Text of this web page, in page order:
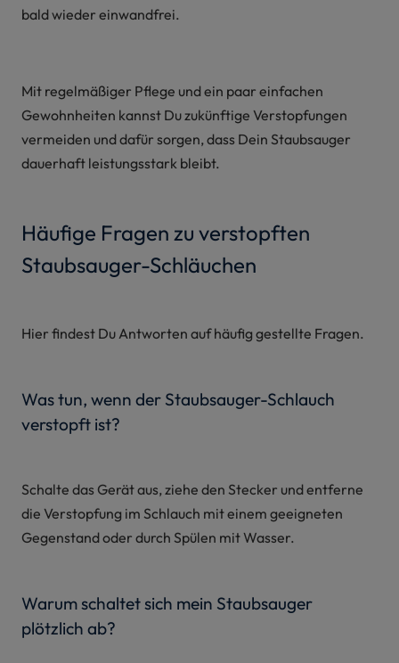
bald wieder einwandfrei.
Mit regelmäßiger Pflege und ein paar einfachen
Gewohnheiten kannst Du zukünftige Verstopfungen
vermeiden und dafür sorgen, dass Dein Staubsauger
dauerhaft leistungsstark bleibt.
Häufige Fragen zu verstopften
Staubsauger-Schläuchen
Hier findest Du Antworten auf häufig gestellte Fragen.
Was tun, wenn der Staubsauger-Schlauch
verstopft ist?
Schalte das Gerät aus, ziehe den Stecker und entferne
die Verstopfung im Schlauch mit einem geeigneten
Gegenstand oder durch Spülen mit Wasser.
Warum schaltet sich mein Staubsauger
plötzlich ab?